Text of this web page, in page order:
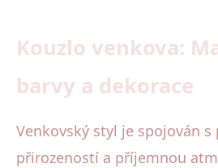
Kouzlo venkova:
barvy a dekorace
Venkovský styl je spojován s
přirozeností a příjemnou